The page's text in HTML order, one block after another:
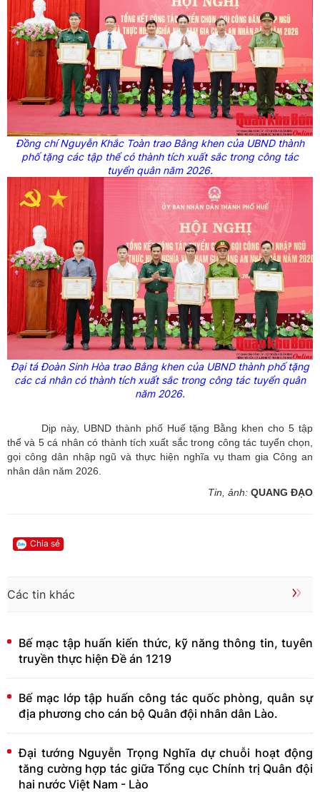
Đồng chí Nguyễn Khắc Toàn trao Bằng khen của UBND thành
phố tặng các tập thể có thành tích xuất sắc trong công tác
tuyển quân năm 2026.
Đại tá Đoàn Sinh Hòa trao Bằng khen của UBND thành phố tặng
các cá nhân có thành tích xuất sắc trong công tác tuyển quân
năm 2026.
Dịp này, UBND thành phố Huế tặng Bằng khen cho 5 tập
thể và 5 cá nhân có thành tích xuất sắc trong công tác tuyển chọn,
gọi công dân nhập ngũ và thực hiện nghĩa vụ tham gia Công an
nhân dân năm 2026.
Tin, ảnh: QUANG ĐẠO
Chia sẻ
Các tin khác
Bế mạc tập huấn kiến thức, kỹ năng thông tin, tuyên
truyền thực hiện Đề án 1219
Bế mạc lớp tập huấn công tác quốc phòng, quân sự
địa phương cho cán bộ Quân đội nhân dân Lào.
Đại tướng Nguyễn Trọng Nghĩa dự chuỗi hoạt động
tăng cường hợp tác giữa Tổng cục Chính trị Quân đội
hai nước Việt Nam - Lào